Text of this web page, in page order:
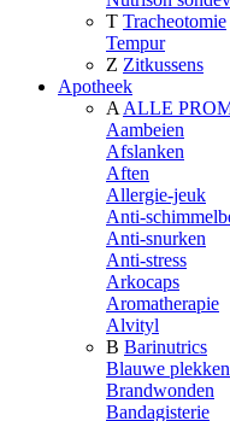
T Tracheotomie
Tempur
Z Zitkussens
Apotheek
A ALLE
Aambeien
Afslanken
Aften
Allergie-jeuk
Anti-
Anti-snurken
Anti-stress
Arkocaps
Aromatherapie
Alvityl
B Barinutrics
Blauwe
Brandwonden
Bandagisterie